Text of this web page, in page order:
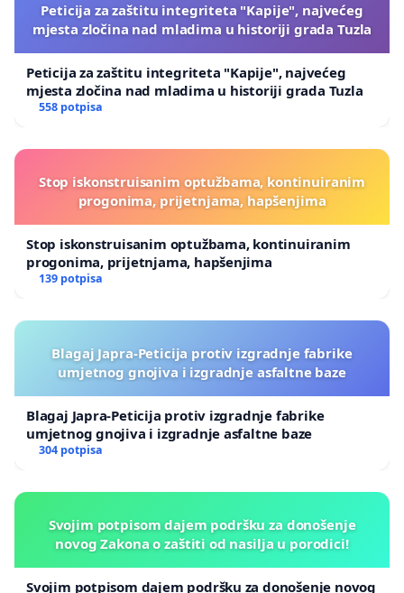
Peticija za zaštitu integriteta "Kapije", najvećeg
mjesta zločina nad mladima u historiji grada Tuzla
Peticija za zaštitu integriteta "Kapije", najvećeg
mjesta zločina nad mladima u historiji grada Tuzla
558 potpisa
Stop iskonstruisanim optužbama, kontinuiranim
progonima, prijetnjama, hapšenjima
Stop iskonstruisanim optužbama, kontinuiranim
progonima, prijetnjama, hapšenjima
139 potpisa
Blagaj Japra-Peticija protiv izgradnje fabrike
umjetnog gnojiva i izgradnje asfaltne baze
Blagaj Japra-Peticija protiv izgradnje fabrike
umjetnog gnojiva i izgradnje asfaltne baze
304 potpisa
Svojim potpisom dajem podršku za donošenje
novog Zakona o zaštiti od nasilja u porodici!
Svojim potpisom dajem podršku za donošenje novog